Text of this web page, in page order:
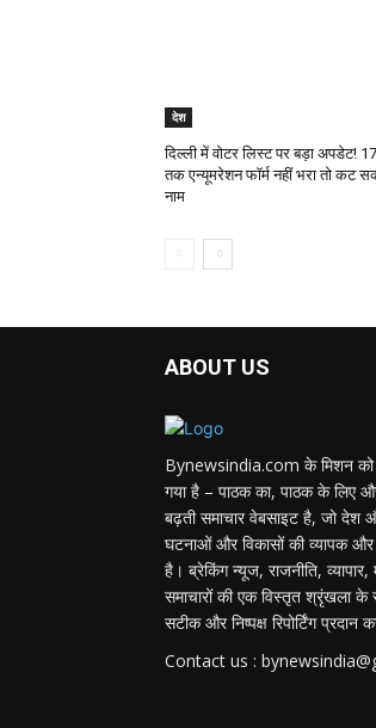
देश
दिल्ली में वोटर लिस्ट पर बड़ा अपडेट!
तक एन्यूमरेशन फॉर्म नहीं भरा तो कट
नाम
ABOUT US
Bynewsindia.com के मिशन को
गया है – पाठक का, पाठक के लिए
बढ़ती समाचार वेबसाइट है, जो देश
घटनाओं और विकासों की व्यापक
है। ब्रेकिंग न्यूज, राजनीति,
समाचारों की एक विस्तृत श्रृंखला
सटीक और निष्पक्ष रिपोर्टिंग प्रदान
Contact us :